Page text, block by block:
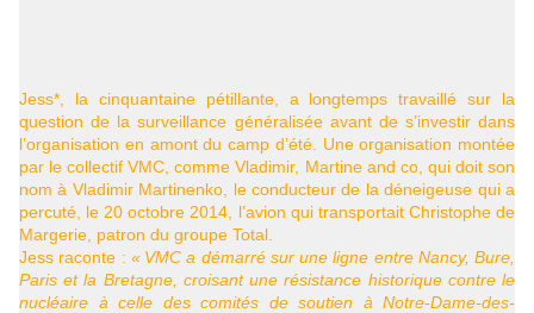
Jess*, la cinquantaine pétillante, a longtemps travaillé sur la
question de la surveillance généralisée avant de s’investir dans
l’organisation en amont du camp d’été. Une organisation montée
par le collectifVMC , comme Vladimir, Martine and co, qui doit son
nom à Vladimir Martinenko, le conducteur de la déneigeuse qui a
percuté, le 20 octobre 2014, l’avion qui transportait Christophe de
Margerie, patron du groupe Total.
Jess raconte : « VMC a démarré sur une ligne entre Nancy, Bure,
Paris et la Bretagne, croisant une résistance historique contre le
nucléaire à celle des comités de soutien à Notre-Dame-des-